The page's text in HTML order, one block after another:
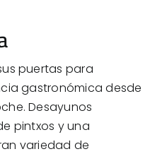
puertas para
gastronómica desde
Desayunos
pintxos y una
variedad de